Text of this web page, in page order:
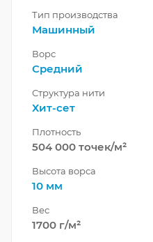
Тип производства
Машинный
Ворс
Средний
Структура нити
Хит-сет
Плотность
504 000 точек/м²
Высота ворса
10 мм
Вес
1700 г/м²